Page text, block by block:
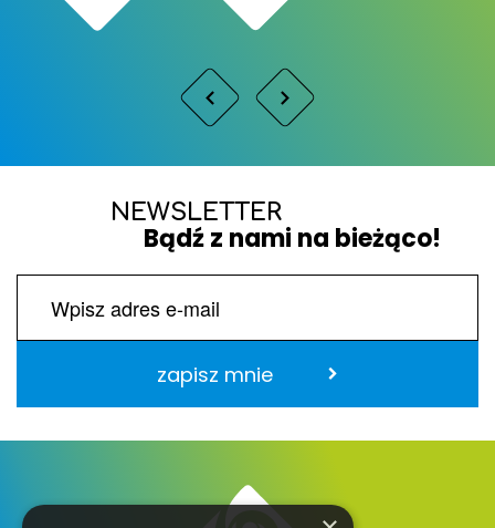
NEWSLETTER
Bądź z nami na bieżąco!
zapisz mnie